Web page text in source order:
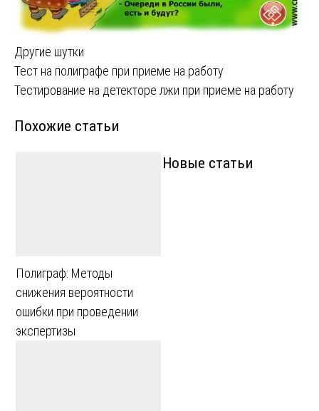
Другие шутки
Навигация
записям
Тест на полиграфе при приеме на работу
Тестирование на детекторе лжи при приеме на работу
Похожие статьи
Полиграф: Методы
снижения вероятности
ошибки при проведении
экспертизы
Новые статьи